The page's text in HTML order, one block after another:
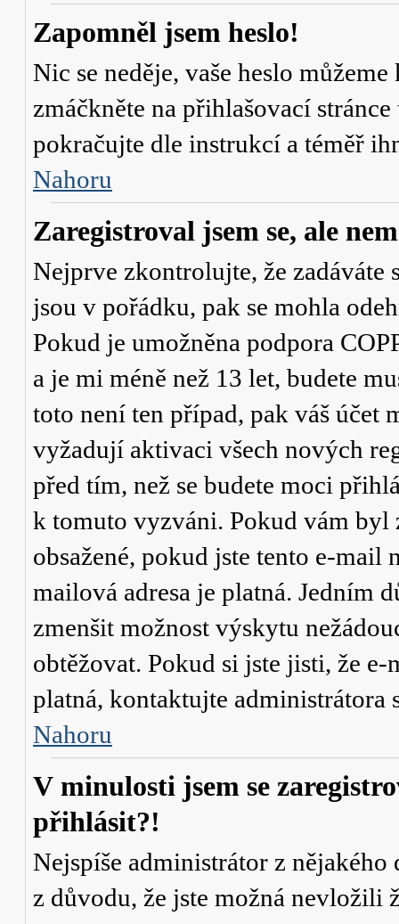
Zapomněl jsem heslo!
Nic se neděje, vaše heslo
zmáčkněte na přihlašovací
pokračujte dle instrukcí a téměř
Nahoru
Zaregistroval jsem se, ale
Nejprve zkontrolujte, že zadáváte
jsou v pořádku, pak se mohla
Pokud je umožněna podpora
a je mi méně než 13 let, budete
toto není ten případ, pak váš účet
vyžadují aktivaci všech nových
před tím, než se budete moci
k tomuto vyzváni. Pokud vám byl
obsažené, pokud jste tento e-mail
mailová adresa je platná. Jedním
zmenšit možnost výskytu
obtěžovat. Pokud si jste jisti, že
platná, kontaktujte administrátora
Nahoru
V minulosti jsem se
přihlásit?!
Nejspíše administrátor z
z důvodu, že jste možná nevložili